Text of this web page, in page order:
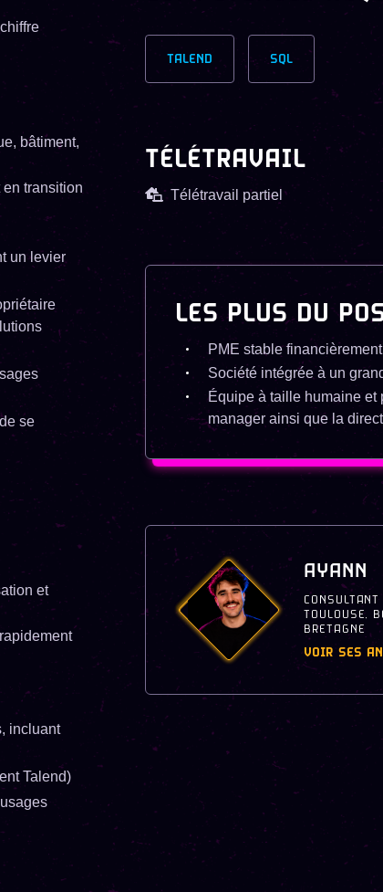
bâtiment,
transition
un levier
se
et
incluant
Talend)
TALEND SQL
TÉLÉTRAVAIL
Télétravail partiel
LES PLUS DU
PME stable financièrement
Société intégrée à un
Équipe à taille humaine et
manager ainsi que la
AYANN
TOULOUSE,
BRETAGNE
VOIR SES